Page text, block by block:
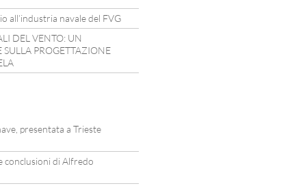
all’industria navale del FVG
DEL VENTO: UN
PROGETTAZIONE
presentata a Trieste
conclusioni di Alfredo